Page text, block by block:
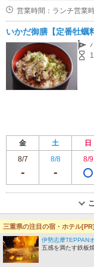
営業時間：ランチ営業
いかだ御膳【定番牡蠣
金 土 日
8/7
8/8 8/9
27 一般社団法人 菰野
桑名・長島・四日市・湯の山・
ネット予約OK
三重県の注目の宿・ホテル[PR]
伊勢志摩TEPPAN
五感を満たす鉄板